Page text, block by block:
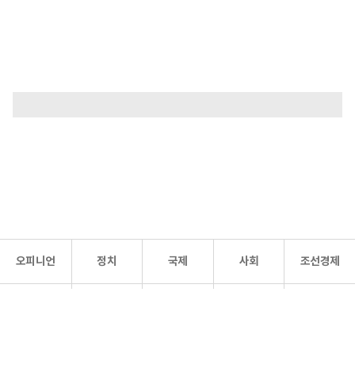
오피니언 정치 국제 사회 조선경제